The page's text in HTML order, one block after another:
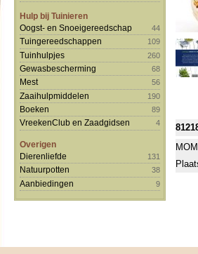
Hulp bij Tuinieren
Oogst- en Snoeigereedschap
44
Tuingereedschappen 109
Tuinhulpjes 260
Gewasbescherming 68
Mest 56
Zaaihulpmiddelen 190
Boeken 89
VreekenClub en Zaadgidsen 4
Overigen
Dierenliefde
131
Natuurpotten 38
Aanbiedingen 9